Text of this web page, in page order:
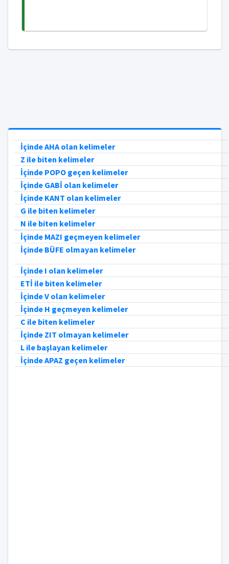
İçinde AHA olan kelimeler
Z ile biten kelimeler
İçinde POPO geçen kelimeler
İçinde GABİ olan kelimeler
İçinde KANT olan kelimeler
G ile biten kelimeler
N ile biten kelimeler
İçinde MAZI geçmeyen kelimeler
İçinde BÜFE olmayan kelimeler
İçinde I olan kelimeler
ETİ ile biten kelimeler
İçinde V olan kelimeler
İçinde H geçmeyen kelimeler
C ile biten kelimeler
İçinde ZIT olmayan kelimeler
L ile başlayan kelimeler
İçinde APAZ geçen kelimeler